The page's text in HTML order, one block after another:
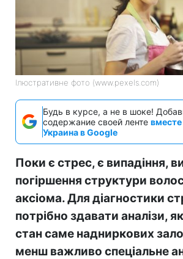
Ілюстративне фото (www.pexels.com)
Будь в курсе, а не в шоке!
содержание своей ленте
Украина в Google
Поки є стрес, є випадіння,
погіршення структури
аксіома. Для діагностики
потрібно здавати аналізи,
стан саме надниркових
менш важливо спеціальне